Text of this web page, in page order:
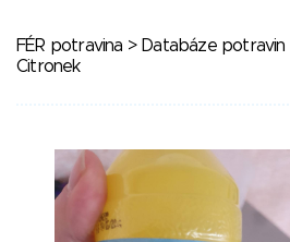
FÉR potravina > Databáze potravin
Citronek